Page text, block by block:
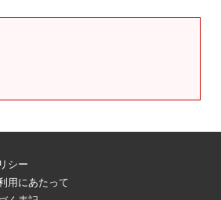
シー
用にあたって